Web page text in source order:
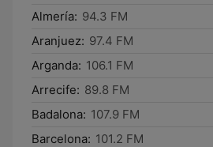
Almería: 94.3 FM
Aranjuez: 97.4 FM
Arganda: 106.1 FM
Arrecife: 89.8 FM
Badalona: 107.9 FM
Barcelona: 101.2 FM